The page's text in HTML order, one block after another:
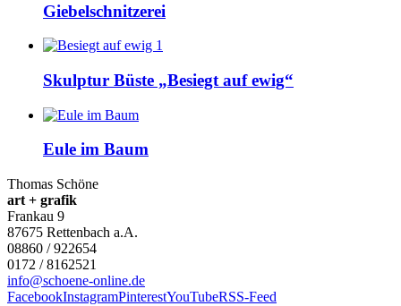
Giebelschnitzerei
Skulptur Büste „Besiegt auf ewig“
Eule im Baum
Thomas Schöne
art + grafik
Frankau 9
87675 Rettenbach a.A.
08860 / 922654
0172 / 8162521
info@schoene-online.de
FacebookInstagramPinterestYouTubeRSS-Feed